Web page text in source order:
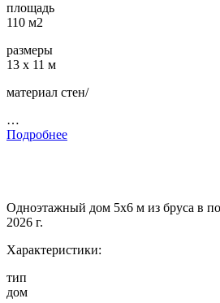
площадь
110 м2
размеры
13 х 11 м
материал стен/
…
Подробнее
Одноэтажный дом 5х6 м из бруса в
2026 г.
Характеристики:
тип
дом